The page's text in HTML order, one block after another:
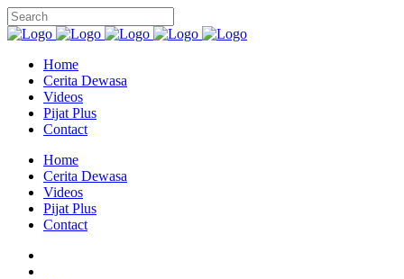
Home
Cerita Dewasa
Videos
Pijat Plus
Contact
Home
Cerita Dewasa
Videos
Pijat Plus
Contact